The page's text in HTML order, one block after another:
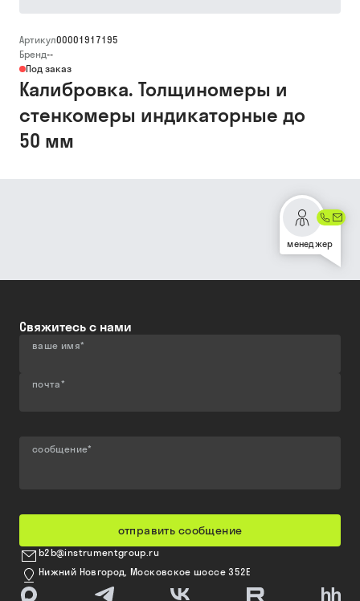
Артикул00001917195
Бренд--
Под заказ
Калибровка. Толщиномеры и
стенкомеры индикаторные до
50 мм
менеджер
Свяжитесь с нами
ваше имя*
почта*
сообщение*
отправить сообщение
b2b@instrumentgroup.ru
Нижний Новгород, Московское шоссе 352Е